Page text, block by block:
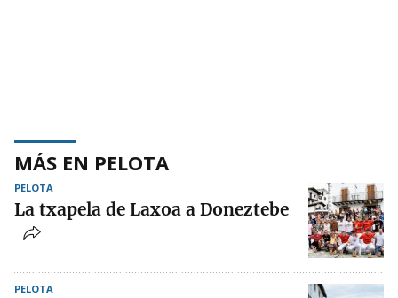
MÁS EN PELOTA
PELOTA
La txapela de Laxoa a Doneztebe
PELOTA